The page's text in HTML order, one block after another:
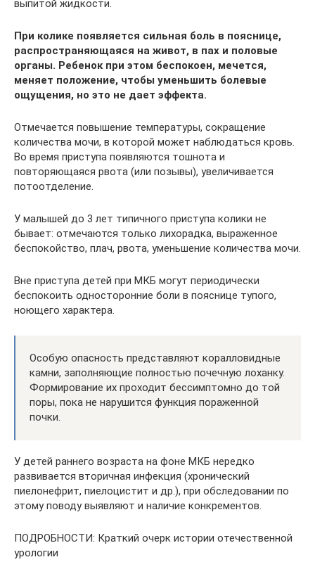
выпитой жидкости.
При колике появляется сильная боль в пояснице,
распространяющаяся на живот, в пах и половые
органы. Ребенок при этом беспокоен, мечется,
меняет положение, чтобы уменьшить болевые
ощущения, но это не дает эффекта.
Отмечается повышение температуры, сокращение
количества мочи, в которой может наблюдаться кровь.
Во время приступа появляются тошнота и
повторяющаяся рвота (или позывы), увеличивается
потоотделение.
У малышей до 3 лет типичного приступа колики не
бывает: отмечаются только лихорадка, выраженное
беспокойство, плач, рвота, уменьшение количества мочи.
Вне приступа детей при МКБ могут периодически
беспокоить односторонние боли в пояснице тупого,
ноющего характера.
Особую опасность представляют коралловидные
камни, заполняющие полностью почечную лоханку.
Формирование их проходит бессимптомно до той
поры, пока не нарушится функция пораженной
почки.
У детей раннего возраста на фоне МКБ нередко
развивается вторичная инфекция (хронический
пиелонефрит, пиелоцистит и др.), при обследовании по
этому поводу выявляют и наличие конкрементов.
ПОДРОБНОСТИ: Краткий очерк истории отечественной
урологии